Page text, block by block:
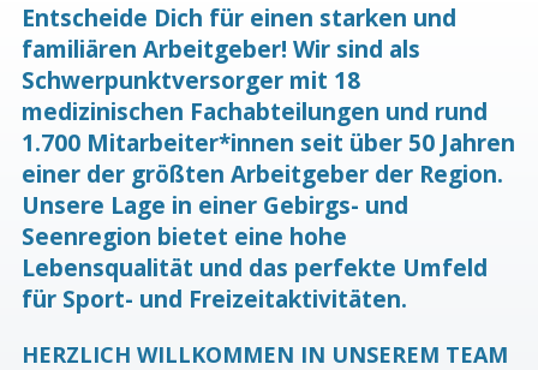
Entscheide Dich für einen starken und
familiären Arbeitgeber! Wir sind als
Schwerpunktversorger mit 18
medizinischen Fachabteilungen und rund
1.700 Mitarbeiter*innen seit über 50 Jahren
einer der größten Arbeitgeber der Region.
Unsere Lage in einer Gebirgs- und
Seenregion bietet eine hohe
Lebensqualität und das perfekte Umfeld
für Sport- und Freizeitaktivitäten.
HERZLICH WILLKOMMEN IN UNSEREM TEAM